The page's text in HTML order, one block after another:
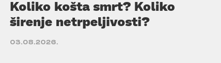
Koliko košta smrt? Koliko
širenje netrpeljivosti?
03.08.2026.